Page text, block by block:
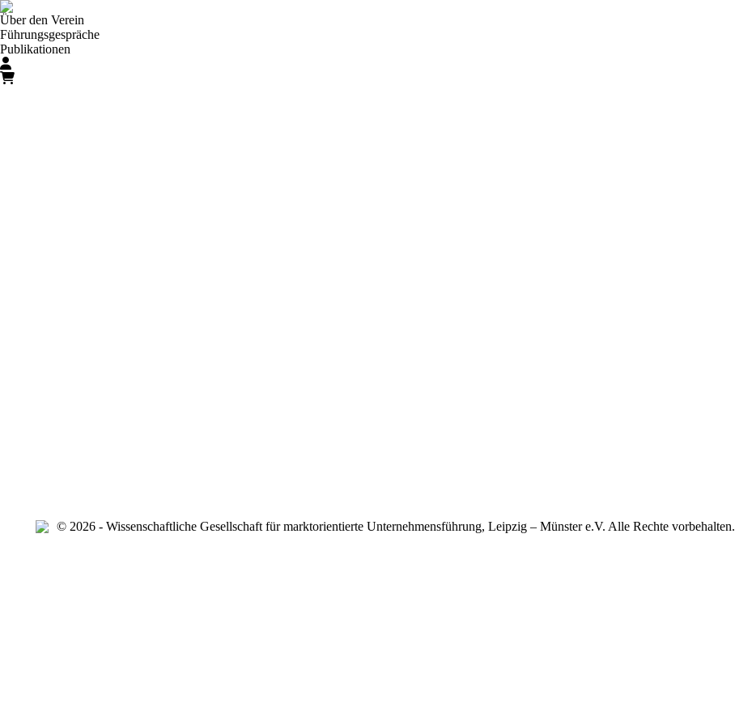
Über den Verein
Führungsgespräche
Publikationen
© 2026 - Wissenschaftliche Gesellschaft für marktorientierte Unternehmensführung, Leipzig – Münster e.V. Alle Rechte vorbehalten.